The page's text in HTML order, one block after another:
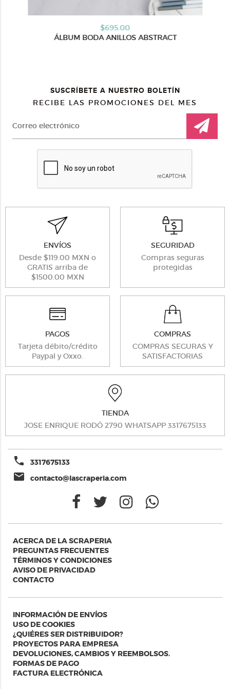
$695.00
ÁLBUM BODA ANILLOS ABSTRACT
SUSCRÍBETE A NUESTRO BOLETÍN
RECIBE LAS PROMOCIONES DEL MES
ENVÍOS
Desde $119.00 MXN o
GRATIS arriba de
$1500.00 MXN
SEGURIDAD
Compras seguras
protegidas
PAGOS
Tarjeta débito/crédito
Paypal y Oxxo.
COMPRAS
COMPRAS SEGURAS Y
SATISFACTORIAS
TIENDA
JOSE ENRIQUE RODÓ 2790 WHATSAPP 3317675133
phone 3317675133
email contacto@lascraperia.com
ACERCA DE LA SCRAPERIA
PREGUNTAS FRECUENTES
TÉRMINOS Y CONDICIONES
AVISO DE PRIVACIDAD
CONTACTO
INFORMACIÓN DE ENVÍOS
USO DE COOKIES
¿QUIÉRES SER DISTRIBUIDOR?
PROYECTOS PARA EMPRESA
DEVOLUCIONES, CAMBIOS Y REEMBOLSOS.
FORMAS DE PAGO
FACTURA ELECTRÓNICA